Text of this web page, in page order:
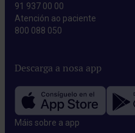
91 937 00 00
Atención ao paciente
800 088 050
Descarga a nosa app
Máis sobre a app​